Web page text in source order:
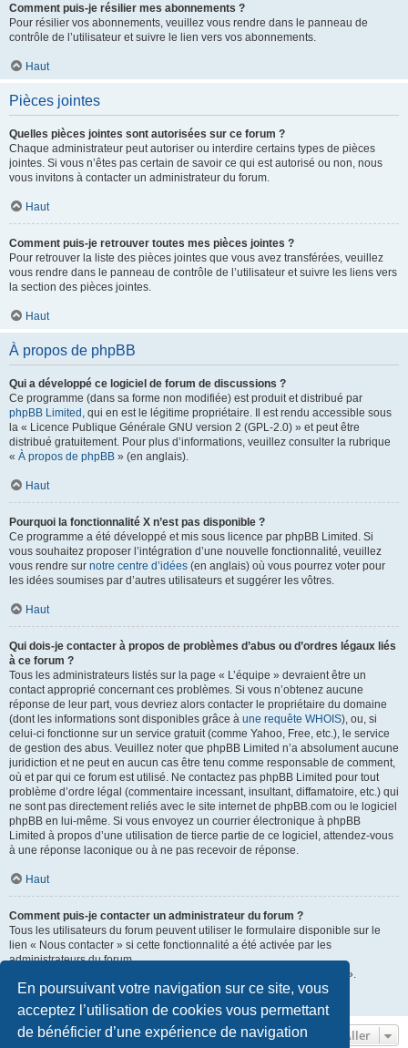
En poursuivant votre navigation sur ce site, vous
acceptez l’utilisation de cookies vous permettant
de bénéficier d’une expérience de navigation
Comment puis-je résilier mes abonnements ?
Pour résilier vos abonnements, veuillez vous rendre dans le panneau de
contrôle de l’utilisateur et suivre le lien vers vos abonnements.
Haut
Pièces jointes
Quelles pièces jointes sont autorisées sur ce forum ?
Chaque administrateur peut autoriser ou interdire certains types de pièces
jointes. Si vous n’êtes pas certain de savoir ce qui est autorisé ou non, nous
vous invitons à contacter un administrateur du forum.
Haut
Comment puis-je retrouver toutes mes pièces jointes ?
Pour retrouver la liste des pièces jointes que vous avez transférées, veuillez
vous rendre dans le panneau de contrôle de l’utilisateur et suivre les liens vers
la section des pièces jointes.
Haut
À propos de phpBB
Qui a développé ce logiciel de forum de discussions ?
Ce programme (dans sa forme non modifiée) est produit et distribué par
phpBB Limited , qui en est le légitime propriétaire. Il est rendu accessible sous
la « Licence Publique Générale GNU version 2 (GPL-2.0) » et peut être
distribué gratuitement. Pour plus d’informations, veuillez consulter la rubrique
« À propos de phpBB » (en anglais).
Haut
Pourquoi la fonctionnalité X n’est pas disponible ?
Ce programme a été développé et mis sous licence par phpBB Limited. Si
vous souhaitez proposer l’intégration d’une nouvelle fonctionnalité, veuillez
vous rendre sur notre centre d’idées (en anglais) où vous pourrez voter pour
les idées soumises par d’autres utilisateurs et suggérer les vôtres.
Haut
Qui dois-je contacter à propos de problèmes d’abus ou d’ordres légaux liés
à ce forum ?
Tous les administrateurs listés sur la page « L’équipe » devraient être un
contact approprié concernant ces problèmes. Si vous n’obtenez aucune
réponse de leur part, vous devriez alors contacter le propriétaire du domaine
(dont les informations sont disponibles grâce à une requête WHOIS), ou, si
celui-ci fonctionne sur un service gratuit (comme Yahoo, Free, etc.), le service
de gestion des abus. Veuillez noter que phpBB Limited n’a absolument aucune
juridiction et ne peut en aucun cas être tenu comme responsable de comment,
où et par qui ce forum est utilisé. Ne contactez pas phpBB Limited pour tout
problème d’ordre légal (commentaire incessant, insultant, diffamatoire, etc.) qui
ne sont pas directement reliés avec le site internet de phpBB.com ou le logiciel
phpBB en lui-même. Si vous envoyez un courrier électronique à phpBB
Limited à propos d’une utilisation de tierce partie de ce logiciel, attendez-vous
à une réponse laconique ou à ne pas recevoir de réponse.
Haut
Comment puis-je contacter un administrateur du forum ?
Tous les utilisateurs du forum peuvent utiliser le formulaire disponible sur le
lien « Nous contacter » si cette fonctionnalité a été activée par les
administrateurs du forum.
Les membres du forum peuvent également utiliser le lien « L’équipe ».
Aller